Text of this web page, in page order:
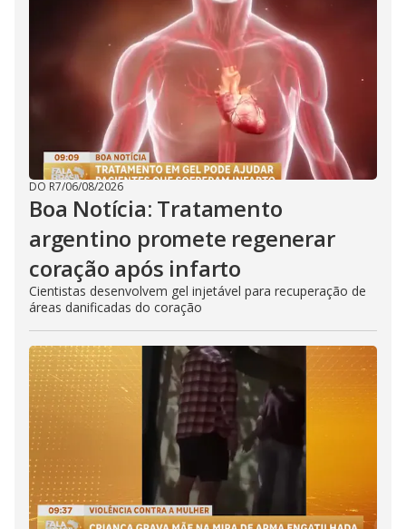
DO R7/06/08/2026
Boa Notícia: Tratamento
argentino promete regenerar
coração após infarto
Cientistas desenvolvem gel injetável para recuperação de
áreas danificadas do coração